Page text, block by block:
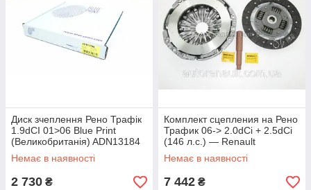
Диск зчеплення Рено Трафік
1.9dCI 01>06 Blue Print
(Великобританія) ADN13184
Немає в наявності
2 730 ₴
Комплект сцепления на Рено
Трафик 06-> 2.0dCi + 2.5dCi
(146 л.с.) — Renault
(оригинал) - 7701479080
Немає в наявності
7 442 ₴